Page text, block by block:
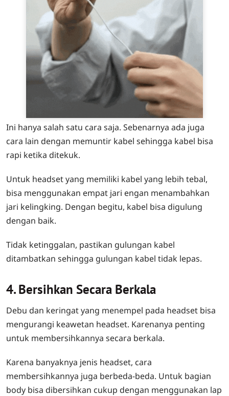
Ini hanya salah satu cara saja. Sebenarnya ada juga
cara lain dengan memuntir kabel sehingga kabel bisa
rapi ketika ditekuk.
Untuk headset yang memiliki kabel yang lebih tebal,
bisa menggunakan empat jari engan menambahkan
jari kelingking. Dengan begitu, kabel bisa digulung
dengan baik.
Tidak ketinggalan, pastikan gulungan kabel
ditambatkan sehingga gulungan kabel tidak lepas.
4. Bersihkan Secara Berkala
Debu dan keringat yang menempel pada headset bisa
mengurangi keawetan headset. Karenanya penting
untuk membersihkannya secara berkala.
Karena banyaknya jenis headset, cara
membersihkannya juga berbeda-beda. Untuk bagian
body bisa dibersihkan cukup dengan menggunakan lap